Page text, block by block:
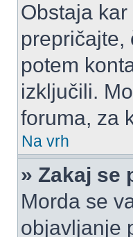
Obstaja
prepričajte,
potem
izključili.
foruma, za
Na vrh
» Zakaj se
Morda se
objavljanje